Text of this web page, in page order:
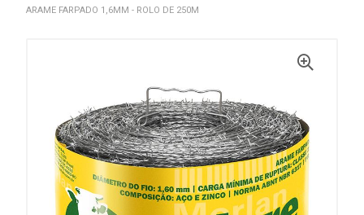
ARAME FARPADO 1,6MM - ROLO DE 250M